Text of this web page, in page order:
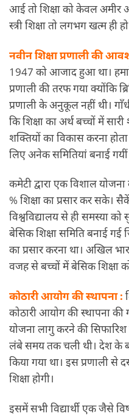
आई तो शिक्षा को केवल अमीर
स्त्री शिक्षा तो लगभग खत्म ही
नवीन शिक्षा प्रणाली की
1947 को आजाद हुआ था। हमारे
प्रणाली की तरफ गया क्योंकि
प्रणाली के अनुकूल नहीं थी।
कि शिक्षा का अर्थ बच्चों में
शक्तियों का विकास करना
लिए अनेक समितियां बनाई
कमेटी द्वारा एक विशाल
% शिक्षा का प्रसार कर सके।
विश्वविद्यालय से ही समस्या
बेसिक शिक्षा समिति बनाई गई
का प्रसार करना था। अखिल
वजह से बच्चों में बेसिक शिक्षा
कोठारी आयोग की स्थापना :
कोठारी आयोग की स्थापना की
योजना लागु करने की सिफारिश
लंबे समय तक चली थी। देश के
किया गया था। इस प्रणाली से
शिक्षा होगी।
इसमें सभी विद्यार्थी एक जैसे